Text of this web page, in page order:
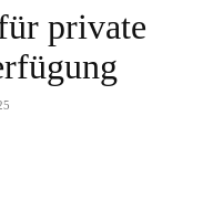
private